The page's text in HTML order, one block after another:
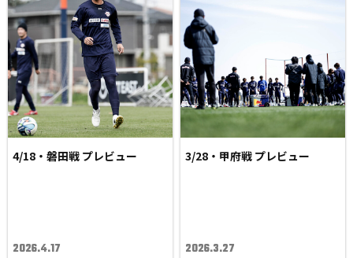
4/18・磐田戦 プレビュー
2026.4.17
3/28・甲府戦 プレビュー
2026.3.27